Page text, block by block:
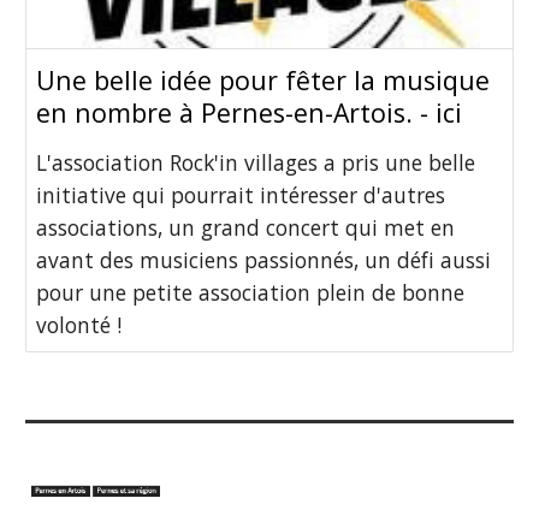
Une belle idée pour fêter la musique
en nombre à Pernes-en-Artois. - ici
L'association Rock'in villages a pris une belle
initiative qui pourrait intéresser d'autres
associations, un grand concert qui met en
avant des musiciens passionnés, un défi aussi
pour une petite association plein de bonne
volonté !